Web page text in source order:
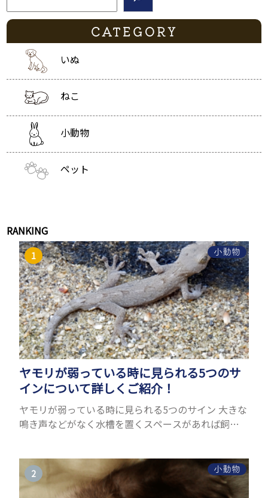
CATEGORY
いぬ
ねこ
小動物
ペット
RANKING
小動物
ヤモリが弱っている時に見られる5つのサ
インについて詳しくご紹介！
ヤモリが弱っている時に見られる5つのサイン 大きな
鳴き声などがなく水槽を置くスペースがあれば飼う
でしょうか...
小動物